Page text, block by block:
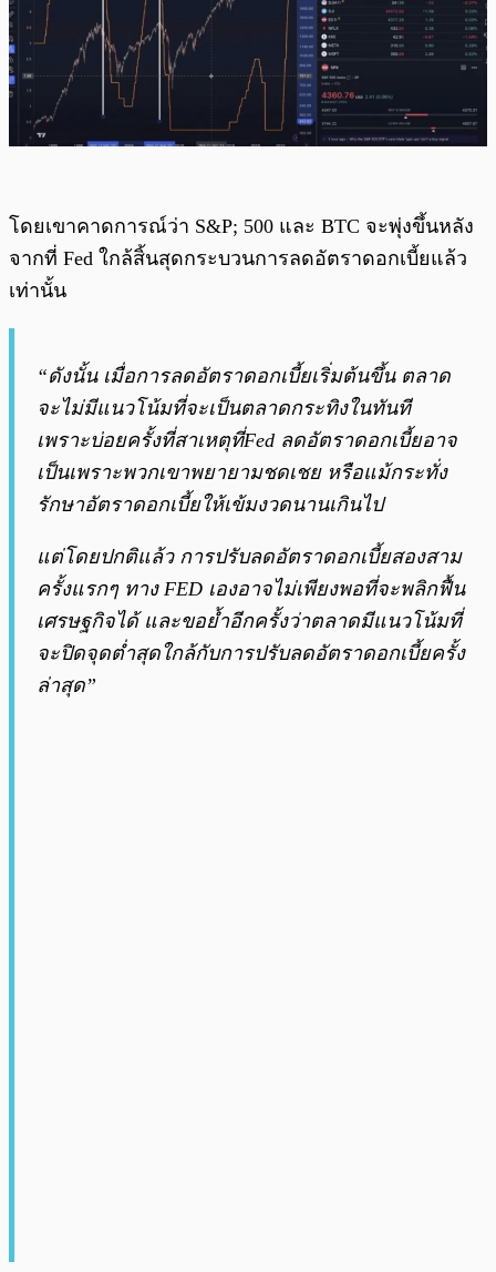
โดยเขาคาดการณ์ว่า S&P; 500 และ BTC จะพุ่งขึ้นหลัง
จากที่ Fed ใกล้สิ้นสุดกระบวนการลดอัตราดอกเบี้ยแล้ว
เท่านั้น
“ดังนั้น เมื่อการลดอัตราดอกเบี้ยเริ่มต้นขึ้น ตลาด
จะไม่มีแนวโน้มที่จะเป็นตลาดกระทิงในทันที
เพราะบ่อยครั้งที่สาเหตุที่Fed ลดอัตราดอกเบี้ยอาจ
เป็นเพราะพวกเขาพยายามชดเชย หรือแม้กระทั่ง
รักษาอัตราดอกเบี้ยให้เข้มงวดนานเกินไป
แต่โดยปกติแล้ว การปรับลดอัตราดอกเบี้ยสองสาม
ครั้งแรกๆ ทาง FED เองอาจไม่เพียงพอที่จะพลิกฟื้น
เศรษฐกิจได้ และขอย้ำอีกครั้งว่าตลาดมีแนวโน้มที่
จะปิดจุดต่ำสุดใกล้กับการปรับลดอัตราดอกเบี้ยครั้ง
ล่าสุด”